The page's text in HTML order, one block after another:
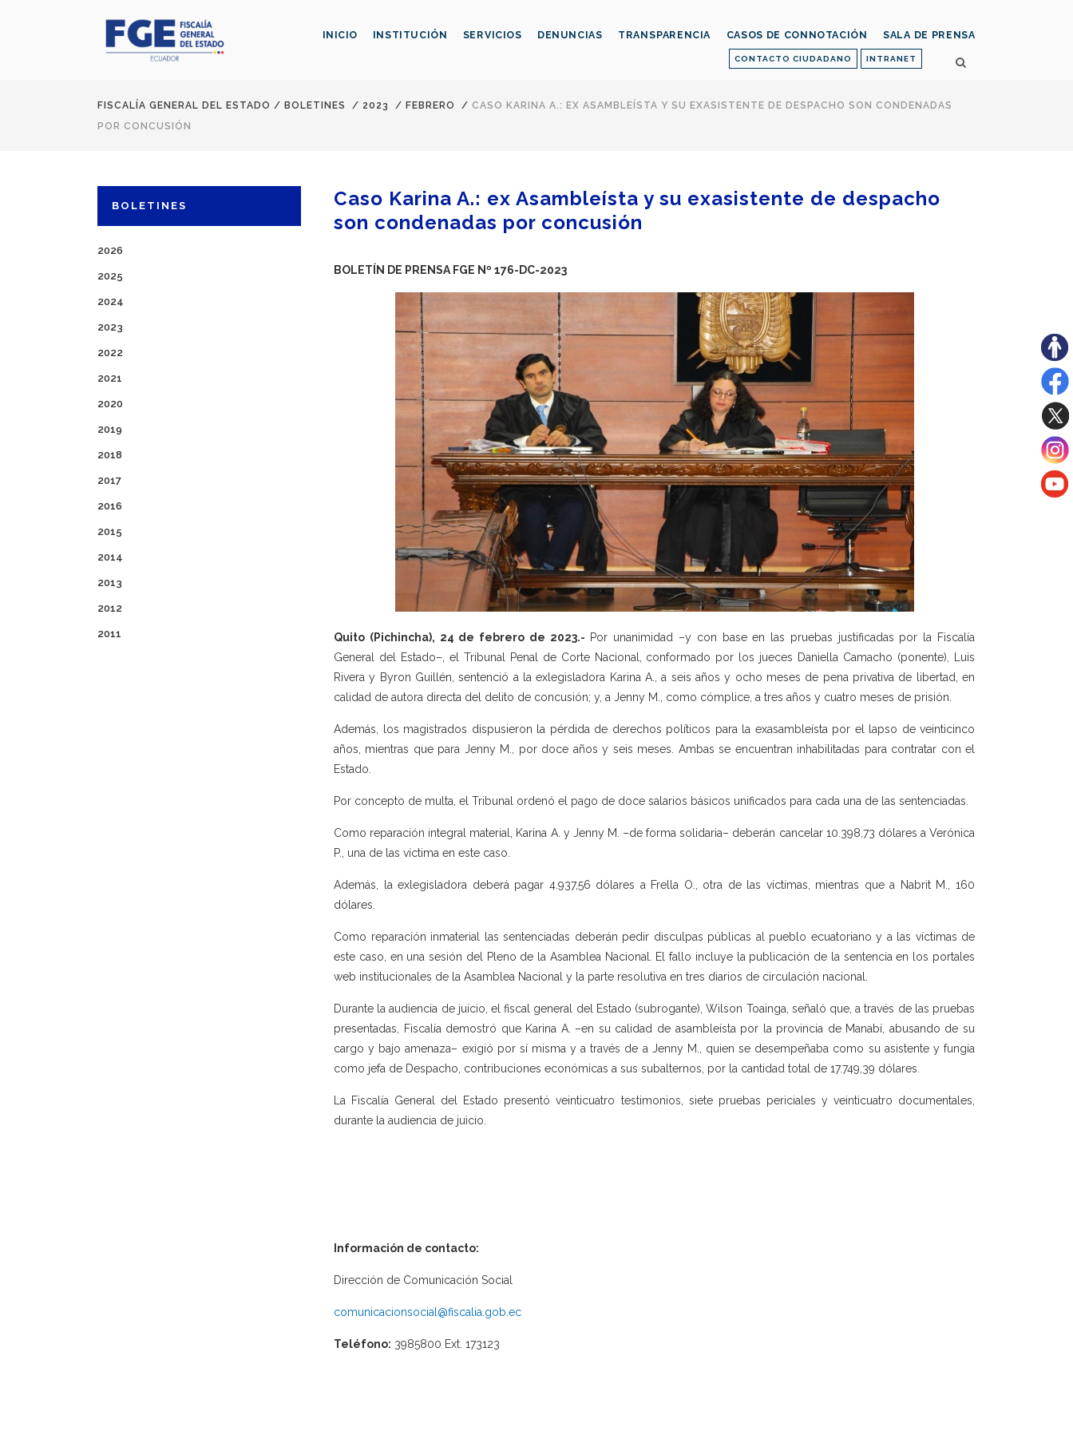
CONTACTO CIUDADANO INTRANET
INICIO INSTITUCIÓN SERVICIOS DENUNCIAS TRANSPARENCIA CASOS DE CONNOTACIÓN SALA DE PRENSA
FISCALÍA GENERAL DEL ESTADO / BOLETINES / 2023 / FEBRERO / CASO KARINA A.: EX ASAMBLEÍSTA Y SU EXASISTENTE DE DESPACHO SON CONDENADAS
POR CONCUSIÓN
BOLETINES
2026
2025
2024
2023
2022
2021
2020
2019
2018
2017
2016
2015
2014
2013
2012
2011
Caso Karina A.: ex Asambleísta y su exasistente de despacho
son condenadas por concusión
BOLETÍN DE PRENSA FGE Nº 176-DC-2023
Quito (Pichincha), 24 de febrero de 2023.- Por unanimidad –y con base en las pruebas justificadas por la Fiscalía
General del Estado–, el Tribunal Penal de Corte Nacional, conformado por los jueces Daniella Camacho (ponente), Luis
Rivera y Byron Guillén, sentenció a la exlegisladora Karina A., a seis años y ocho meses de pena privativa de libertad, en
calidad de autora directa del delito de concusión; y, a Jenny M., como cómplice, a tres años y cuatro meses de prisión.
Además, los magistrados dispusieron la pérdida de derechos políticos para la exasambleísta por el lapso de veinticinco
años, mientras que para Jenny M., por doce años y seis meses. Ambas se encuentran inhabilitadas para contratar con el
Estado.
Por concepto de multa, el Tribunal ordenó el pago de doce salarios básicos unificados para cada una de las sentenciadas.
Como reparación integral material, Karina A. y Jenny M. –de forma solidaria– deberán cancelar 10.398,73 dólares a Verónica
P., una de las víctima en este caso.
Además, la exlegisladora deberá pagar 4.937,56 dólares a Frella O., otra de las víctimas, mientras que a Nabrit M., 160
dólares.
Como reparación inmaterial las sentenciadas deberán pedir disculpas públicas al pueblo ecuatoriano y a las víctimas de
este caso, en una sesión del Pleno de la Asamblea Nacional. El fallo incluye la publicación de la sentencia en los portales
web institucionales de la Asamblea Nacional y la parte resolutiva en tres diarios de circulación nacional.
Durante la audiencia de juicio, el fiscal general del Estado (subrogante), Wilson Toainga, señaló que, a través de las pruebas
presentadas, Fiscalía demostró que Karina A. –en su calidad de asambleísta por la provincia de Manabí, abusando de su
cargo y bajo amenaza– exigió por sí misma y a través de a Jenny M., quien se desempeñaba como su asistente y fungía
como jefa de Despacho, contribuciones económicas a sus subalternos, por la cantidad total de 17.749,39 dólares.
La Fiscalía General del Estado presentó veinticuatro testimonios, siete pruebas periciales y veinticuatro documentales,
durante la audiencia de juicio.
Información de contacto:
Dirección de Comunicación Social
comunicacionsocial@fiscalia.gob.ec
Teléfono: 3985800 Ext. 173123